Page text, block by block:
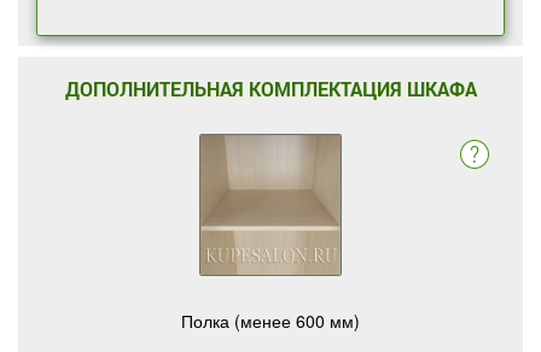
ДОПОЛНИТЕЛЬНАЯ КОМПЛЕКТАЦИЯ ШКАФА
Полка (менее 600 мм)